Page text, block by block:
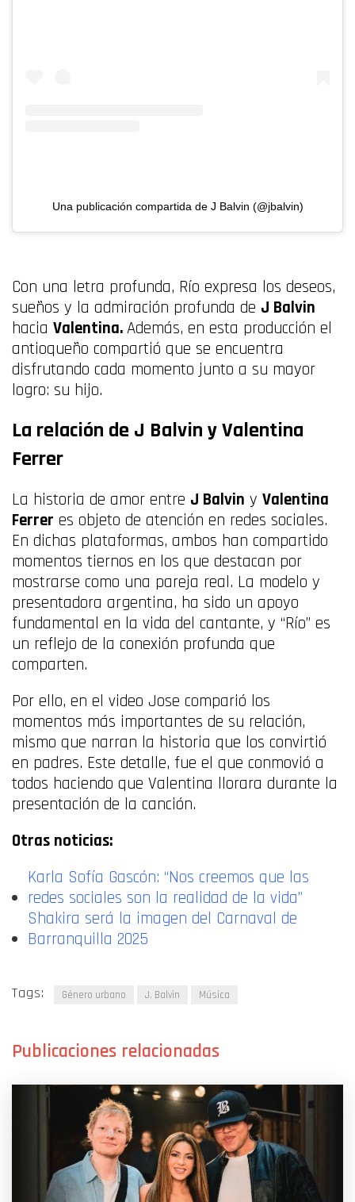
Una publicación compartida de J Balvin (@jbalvin)
Con una letra profunda, Río expresa los deseos,
sueños y la admiración profunda de J Balvin
hacia Valentina.Además, en esta producción el
antioqueño compartió que se encuentra
disfrutando cada momento junto a su mayor
logro: su hijo.
La relación de J Balvin y Valentina
Ferrer
La historia de amor entre J Balvin y Valentina
Ferrer es objeto de atención en redes sociales.
En dichas plataformas, ambos han compartido
momentos tiernos en los que destacan por
mostrarse como una pareja real. La modelo y
presentadora argentina, ha sido un apoyo
fundamental en la vida del cantante, y “Río” es
un reflejo de la conexión profunda que
comparten.
Por ello, en el video Jose comparió los
momentos más importantes de su relación,
mismo que narran la historia que los convirtió
en padres. Este detalle, fue el que conmovió a
todos haciendo que Valentina llorara durante la
presentación de la canción.
Otras noticias:
Karla Sofía Gascón: “Nos creemos que las
redes sociales son la realidad de la vida”
Shakira será la imagen del Carnaval de
Barranquilla 2025
Tags: Género urbano J. Balvin Música